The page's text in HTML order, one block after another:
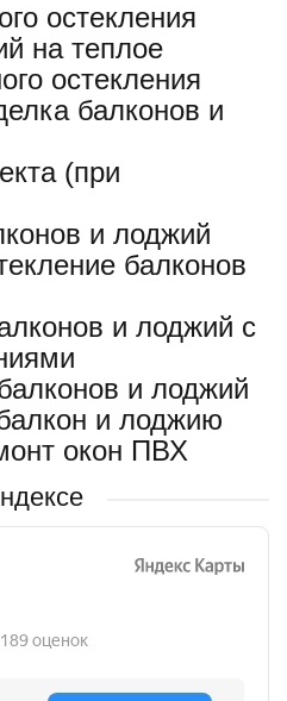
остекления
на теплое
остекления
балконов и
(при
и лоджий
балконов
и лоджий с
и лоджий
и лоджию
окон ПВХ